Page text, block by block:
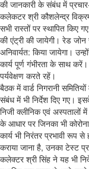
की जानकारी के संबंध में
कलेकटर श्री कौशलेन्द्र
सभी रास्तों पर स्थापित किए
की एंट्री की जायेगी। रेड
अनिवार्यत: किया जायेगा।
कार्य पूर्ण गंभीरता के साथ
पर्यवेक्षण करते रहें।
बैठक में वार्ड निगरानी
संबंध में भी निर्देश दिए गए।
निजी क्लीनिक एवं अस्पतालों
के आधार पर जिनका भी
कार्य भी निरंतर प्रभावी रूप
कराया जाना है, उनका टेस्ट
कलेक्टर श्री सिंह ने यह भी